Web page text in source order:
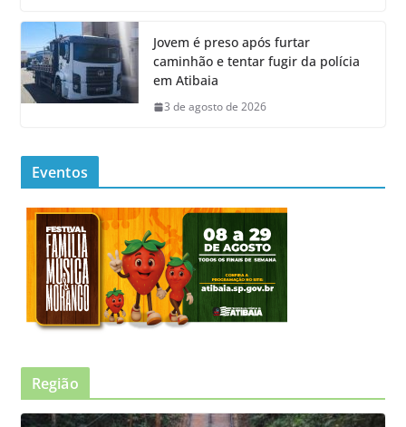
Jovem é preso após furtar
caminhão e tentar fugir da polícia
em Atibaia
3 de agosto de 2026
Eventos
Região